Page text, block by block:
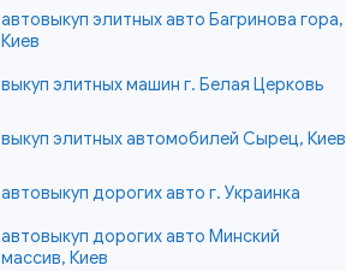
автовыкуп элитных авто Багринова гора,
Киев
выкуп элитных машин г. Белая Церковь
выкуп элитных автомобилей Сырец, Киев
автовыкуп дорогих авто г. Украинка
автовыкуп дорогих авто Минский
массив, Киев